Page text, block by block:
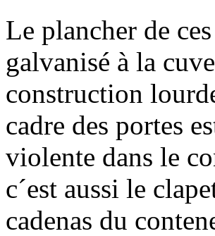
Le plancher de
galvanisé à la
construction
cadre des portes
violente dans le
c´est aussi le
cadenas du